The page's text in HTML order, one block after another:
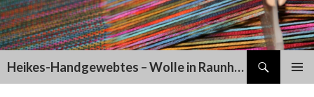
Heikes-Handgewebtes – Wolle in Raunheim